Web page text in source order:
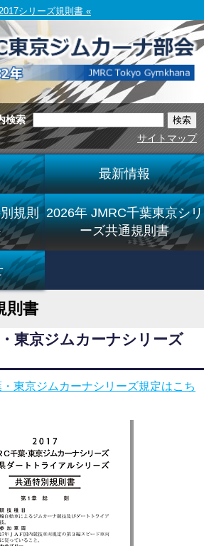
シリーズ規則書 «
検索
サイトマップ
最新情報
規則 2026年 JMRC千葉東京シリ
ーズ共通規則書
則書
東京ジムカーナシリーズ
東京ジムカーナシリーズ規定はこち